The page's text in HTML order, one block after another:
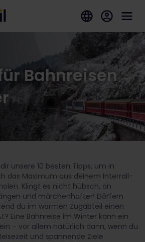
Bahnreisen
unsere 10 besten Tipps, um in
das Maximum aus deinem Interrail-
Klingt es nicht hübsch, an
und märchenhaften Dörfern
du im warmen Zugabteil einen
Eine Bahnreise im Winter kann ein
– vor allem natürlich dann, wenn du
und spannende Ziele